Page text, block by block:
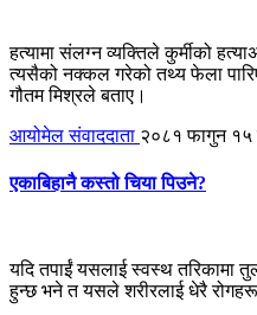
हत्यामा संलग्न व्यक्तिले कुर्मीको
त्यसैको नक्कल गरेको तथ्य फेला
गौतम मिश्रले बताए।
आयोमेल संवाददाता २०८१ फागुन १५
एकाबिहानै कस्तो चिया पिउने?
यदि तपाईं यसलाई स्वस्थ तरिकामा
हुन्छ भने त यसले शरीरलाई धेरै